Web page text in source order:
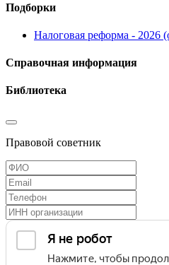
Подборки
Налоговая реформа - 2026
Справочная информация
Библиотека
Правовой советник